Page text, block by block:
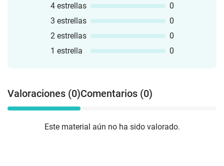
4 estrellas
0
3 estrellas
0
2 estrellas
0
1 estrella
0
Valoraciones (0)Comentarios (0)
Este material aún no ha sido valorado.